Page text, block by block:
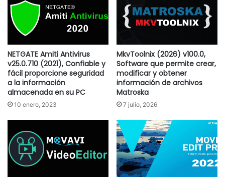
NETGATE Amiti Antivirus
v25.0.710 (2021), Confiable y
fácil proporcione seguridad
a la información
almacenada en su PC
10 enero, 2023
MkvToolnix (2026) v100.0,
Software que permite crear,
modificar y obtener
información de archivos
Matroska
7 julio, 2026